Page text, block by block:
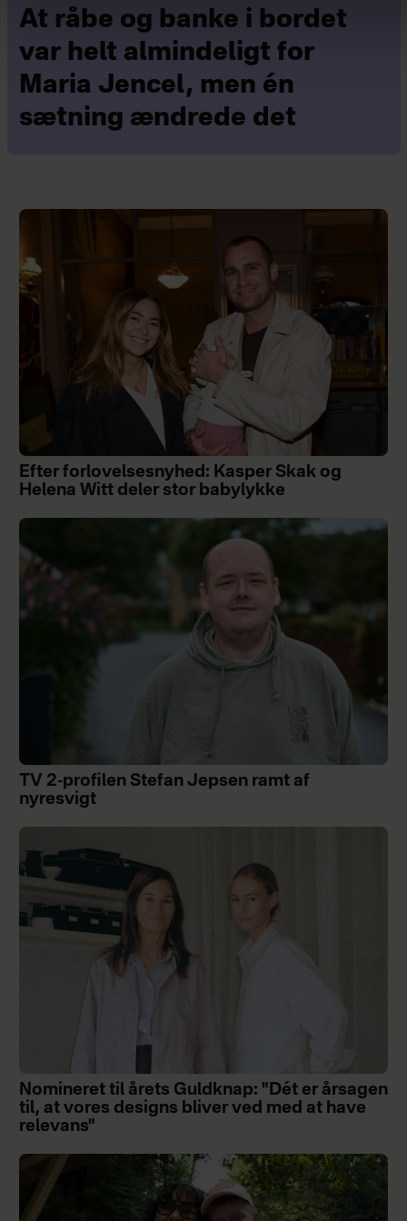
At råbe og banke i bordet
var helt almindeligt for
Maria Jencel, men én
sætning ændrede det
Efter forlovelsesnyhed: Kasper Skak og
Helena Witt deler stor babylykke
TV 2-profilen Stefan Jepsen ramt af
nyresvigt
Nomineret til årets Guldknap: "Dét er årsagen
til, at vores designs bliver ved med at have
relevans"